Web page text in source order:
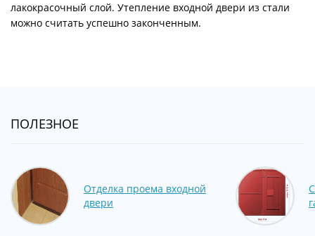
лакокрасочный слой. Утепление входной двери из стали
можно считать успешно законченным.
ПОЛЕЗНОЕ
Отделка проема входной
двери